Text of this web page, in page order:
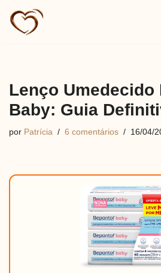
Pular
Lenço Umedecido
Baby: Guia
por Patrícia 6 comentários 16/04/